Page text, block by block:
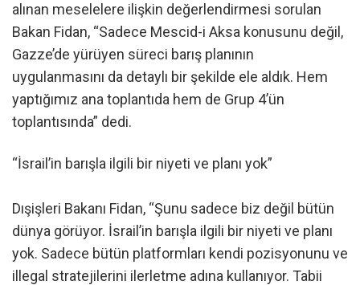
alınan meselelere ilişkin değerlendirmesi sorulan
Bakan Fidan, “Sadece Mescid-i Aksa konusunu değil,
Gazze’de yürüyen süreci barış planının
uygulanmasını da detaylı bir şekilde ele aldık. Hem
yaptığımız ana toplantıda hem de Grup 4’ün
toplantısında” dedi.
“İsrail’in barışla ilgili bir niyeti ve planı yok”
Dışişleri Bakanı Fidan, “Şunu sadece biz değil bütün
dünya görüyor. İsrail’in barışla ilgili bir niyeti ve planı
yok. Sadece bütün platformları kendi pozisyonunu ve
illegal stratejilerini ilerletme adına kullanıyor. Tabii